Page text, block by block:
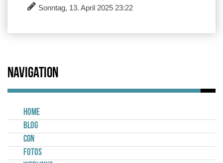
Sonntag, 13. April 2025 23:22
Navigation
Home
Blog
CGN
Fotos